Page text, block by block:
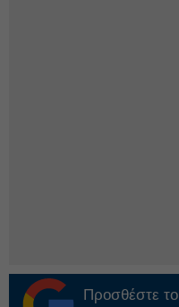
Προσθέστε το